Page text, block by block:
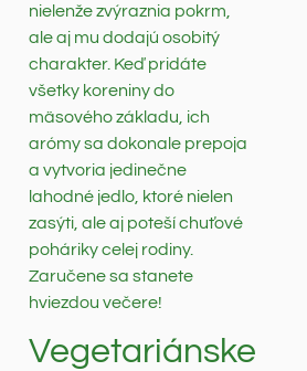
nielenže zvýraznia pokrm,
ale aj mu dodajú osobitý
charakter. Keď pridáte
všetky koreniny do
mäsového základu, ich
arómy sa dokonale prepoja
a vytvoria jedinečne
lahodné jedlo, ktoré nielen
zasýti, ale aj poteší chuťové
poháriky celej rodiny.
Zaručene sa stanete
hviezdou večere!
Vegetariánske